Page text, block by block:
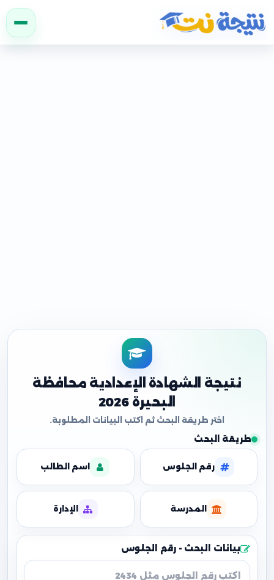
نتيجة نت
نتيجة الشهادة الإعدادية محافظة
البحيرة 2026
طريقة البحث
رقم الجلوس اسم الطالب
المدرسة الإدارة
بيانات البحث - رقم الجلوس